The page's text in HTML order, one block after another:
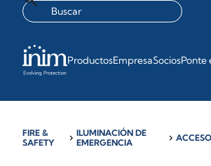
ProductosEmpresaSociosPonte
FIRE &
SAFETY
chevron_rightILUMINACIÓN DE
EMERGENCIA
chevron_right